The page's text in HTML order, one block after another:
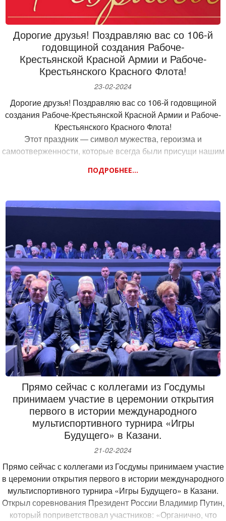
Дорогие друзья! Поздравляю вас со 106-й
годовщиной создания Рабоче-
Крестьянской Красной Армии и Рабоче-
Крестьянского Красного Флота!
23-02-2024
Дорогие друзья! Поздравляю вас со 106-й годовщиной
создания Рабоче-Крестьянской Красной Армии и Рабоче-
Крестьянского Красного Флота!
Этот праздник — символ мужества, героизма и
самоотверженности, которые всегда были присущи нашим
Выражаю глубокую благодарность всем, кто стоит на
ее защиту.
Желаю вам крепкого здоровья, успехов в службе,
ПОДРОБНЕЕ...
Прямо сейчас с коллегами из Госдумы
принимаем участие в церемонии открытия
первого в истории международного
мультиспортивного турнира «Игры
Будущего» в Казани.
21-02-2024
Прямо сейчас с коллегами из Госдумы принимаем участие
в церемонии открытия первого в истории международного
мультиспортивного турнира «Игры Будущего» в Казани.
Открыл соревнования Президент России Владимир Путин,
который поприветствовал участников: «Органично, что